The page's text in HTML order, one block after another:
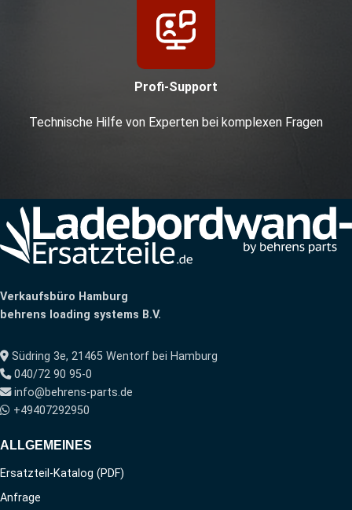
Profi-Support
Technische Hilfe von Experten bei komplexen Fragen
Verkaufsbüro Hamburg
behrens loading systems B.V.
Südring 3e, 21465 Wentorf bei Hamburg
040/72 90 95-0
info@behrens-parts.de
+49407292950
ALLGEMEINES
Ersatzteil-Katalog (PDF)
Anfrage